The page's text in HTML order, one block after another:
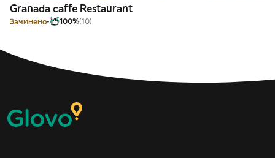
Granada caffe Restaurant
Зачинено 100%(10)